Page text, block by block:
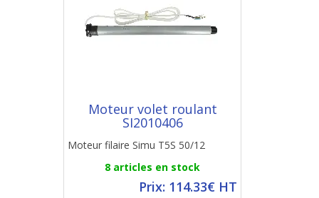
Moteur volet roulant
SI2010406
Moteur filaire Simu T5S 50/12
8 articles en stock
Prix: 114.33€ HT